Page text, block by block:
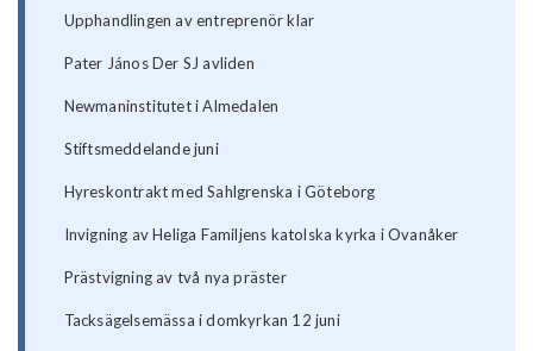
Upphandlingen av entreprenör klar
Pater János Der SJ avliden
Newmaninstitutet i Almedalen
Stiftsmeddelande juni
Hyreskontrakt med Sahlgrenska i Göteborg
Invigning av Heliga Familjens katolska kyrka i Ovanåker
Prästvigning av två nya präster
Tacksägelsemässa i domkyrkan 12 juni